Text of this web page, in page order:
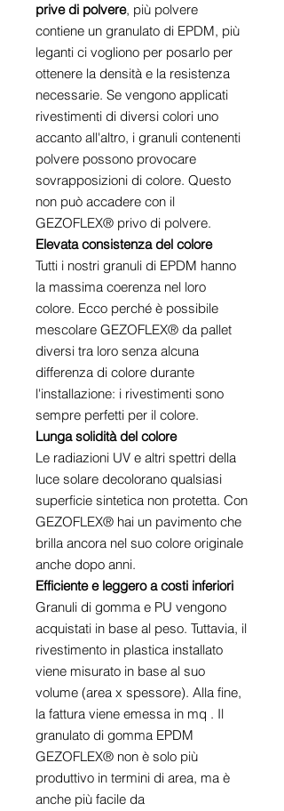
prive di polvere, più polvere
contiene un granulato di EPDM, più
leganti ci vogliono per posarlo per
ottenere la densità e la resistenza
necessarie. Se vengono applicati
rivestimenti di diversi colori uno
accanto all'altro, i granuli contenenti
polvere possono provocare
sovrapposizioni di colore. Questo
non può accadere con il
GEZOFLEX® privo di polvere.
Elevata consistenza del colore
Tutti i nostri granuli di EPDM hanno
la massima coerenza nel loro
colore. Ecco perché è possibile
mescolare GEZOFLEX® da pallet
diversi tra loro senza alcuna
differenza di colore durante
l'installazione: i rivestimenti sono
sempre perfetti per il colore.
Lunga solidità del colore
Le radiazioni UV e altri spettri della
luce solare decolorano qualsiasi
superficie sintetica non protetta. Con
GEZOFLEX® hai un pavimento che
brilla ancora nel suo colore originale
anche dopo anni.
Efficiente e leggero a costi inferiori
Granuli di gomma e PU vengono
acquistati in base al peso. Tuttavia, il
rivestimento in plastica installato
viene misurato in base al suo
volume (area x spessore). Alla fine,
la fattura viene emessa in mq . Il
granulato di gomma EPDM
GEZOFLEX® non è solo più
produttivo in termini di area, ma è
anche più facile da